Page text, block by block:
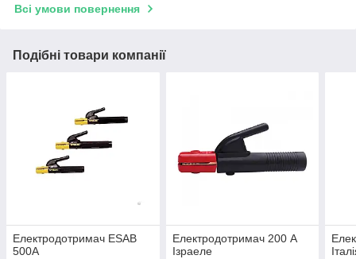
Всі умови повернення
Подібні товари компанії
Електродотримач ESAB
500А
Електродотримач 200 А
Ізраеле